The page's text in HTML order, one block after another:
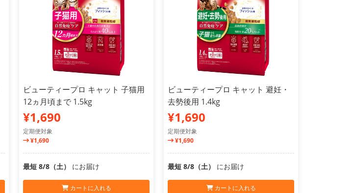
ビューティープロ キャット 子猫用
12ヵ月頃まで 1.5kg
¥1,690
定期便対象
¥1,690
最短 8/8（土） にお届け
カートに入れる
ビューティープロ キャット 避妊・
去勢後用 1.4kg
¥1,690
定期便対象
¥1,690
最短 8/8（土） にお届け
カートに入れる